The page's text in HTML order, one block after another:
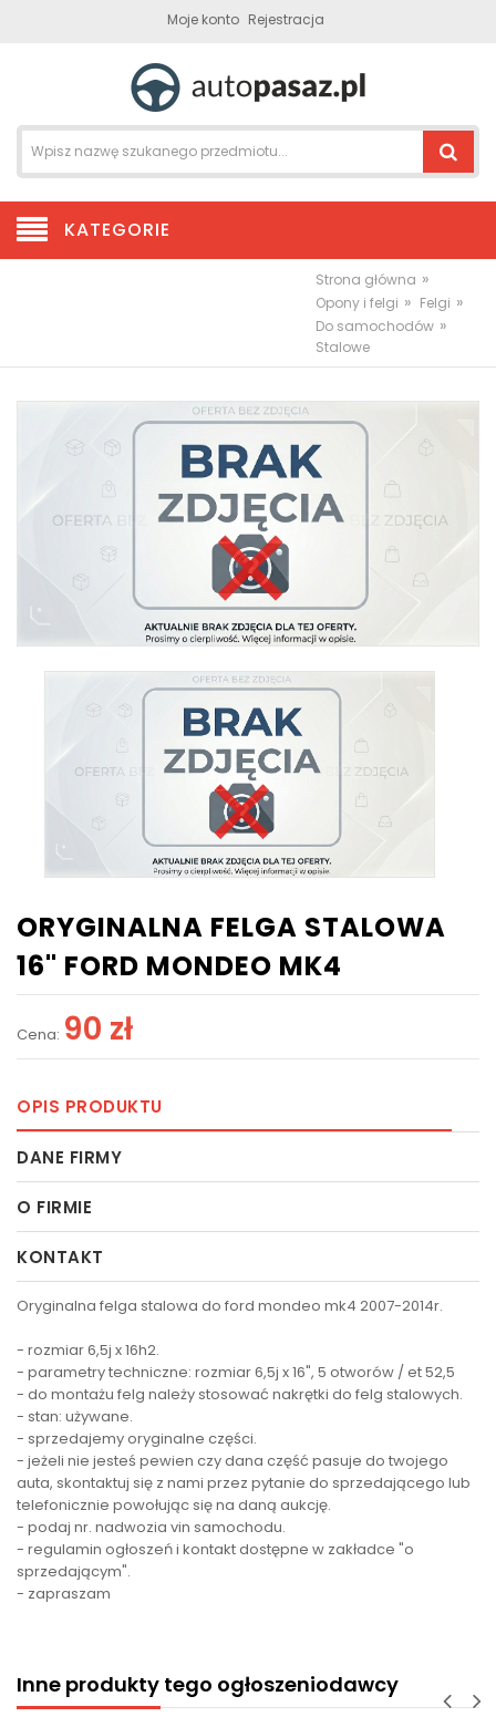
Moje konto Rejestracja
KATEGORIE
Strona główna »
Opony i felgi » Felgi »
Do samochodów »
Stalowe
ORYGINALNA FELGA STALOWA
16" FORD MONDEO MK4
Cena: 90 zł
OPIS PRODUKTU
DANE FIRMY
O FIRMIE
KONTAKT
Oryginalna felga stalowa do ford mondeo mk4 2007-2014r.
- rozmiar 6,5j x 16h2.
- parametry techniczne: rozmiar 6,5j x 16", 5 otworów / et 52,5
- do montażu felg należy stosować nakrętki do felg stalowych.
- stan: używane.
- sprzedajemy oryginalne części.
- jeżeli nie jesteś pewien czy dana część pasuje do twojego
auta, skontaktuj się z nami przez pytanie do sprzedającego lub
telefonicznie powołując się na daną aukcję.
- podaj nr. nadwozia vin samochodu.
- regulamin ogłoszeń i kontakt dostępne w zakładce "o
sprzedającym".
- zapraszam
Inne produkty tego ogłoszeniodawcy